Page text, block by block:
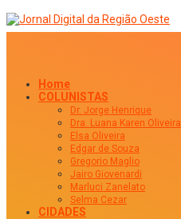
Home
COLUNISTAS
Dr. Jorge Henrique
Dra. Luana Karen Oliveira
Elsa Oliveira
Edgar de Souza
Gregorio Maglio
Jairo Giovenardi
Marluci Zanelato
Selma Cezar
CIDADES